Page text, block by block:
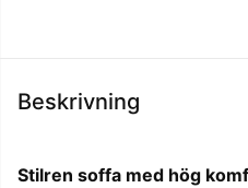
Beskrivning
Stilren soffa med hög